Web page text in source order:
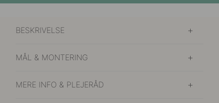
BESKRIVELSE
MÅL & MONTERING
MERE INFO & PLEJERÅD